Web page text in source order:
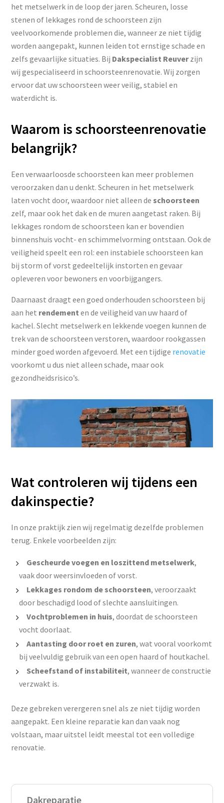
het metselwerk in de loop der jaren. Scheuren, losse
stenen of lekkages rond de schoorsteen zijn
veelvoorkomende problemen die, wanneer ze niet tijdig
worden aangepakt, kunnen leiden tot ernstige schade en
zelfs gevaarlijke situaties. Bij Dakspecialist Reuverzijn
wij gespecialiseerd in schoorsteenrenovatie. Wij zorgen
ervoor dat uw schoorsteen weer veilig, stabiel en
waterdicht is.
Waarom is schoorsteenrenovatie
belangrijk?
Een verwaarloosde schoorsteen kan meer problemen
veroorzaken dan u denkt. Scheuren in het metselwerk
laten vocht door, waardoor niet alleen de schoorsteen
zelf, maar ook het dak en de muren aangetast raken. Bij
lekkages rondom de schoorsteen kan er bovendien
binnenshuis vocht- en schimmelvorming ontstaan. Ook de
veiligheid speelt een rol: een instabiele schoorsteen kan
bij storm of vorst gedeeltelijk instorten en gevaar
opleveren voor bewoners en voorbijgangers.
Daarnaast draagt een goed onderhouden schoorsteen bij
aan het rendement en de veiligheid van uw haard of
kachel. Slecht metselwerk en lekkende voegen kunnen de
trek van de schoorsteen verstoren, waardoor rookgassen
minder goed worden afgevoerd. Met een tijdige renovatie
voorkomt u dus niet alleen schade, maar ook
gezondheidsrisico’s.
Wat controleren wij tijdens een
dakinspectie?
In onze praktijk zien wij regelmatig dezelfde problemen
terug. Enkele voorbeelden zijn:
Gescheurde voegen en loszittend metselwerk,
vaak door weersinvloeden of vorst.
Lekkages rondom de schoorsteen, veroorzaakt
door beschadigd lood of slechte aansluitingen.
Vochtproblemen in huis, doordat de schoorsteen
vocht doorlaat.
Aantasting door roet en zuren, wat vooral voorkomt
bij veelvuldig gebruik van een open haard of houtkachel.
Scheefstand of instabiliteit, wanneer de constructie
verzwakt is.
Deze gebreken verergeren snel als ze niet tijdig worden
aangepakt. Een kleine reparatie kan dan vaak nog
volstaan, maar uitstel leidt meestal tot een volledige
renovatie.
Dakreparatie